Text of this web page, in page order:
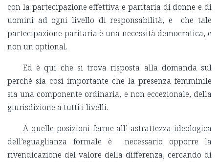
con la partecipazione effettiva e paritaria di donne e di
uomini ad ogni livello di responsabilità, e che tale
partecipazione paritaria è una necessità democratica, e
non un optional.
Ed è qui che si trova risposta alla domanda sul
perché sia così importante che la presenza femminile
sia una componente ordinaria, e non eccezionale, della
giurisdizione a tutti i livelli.
A quelle posizioni ferme all’ astrattezza ideologica
dell’eguaglianza formale è necessario opporre la
rivendicazione del valore della differenza, cercando di